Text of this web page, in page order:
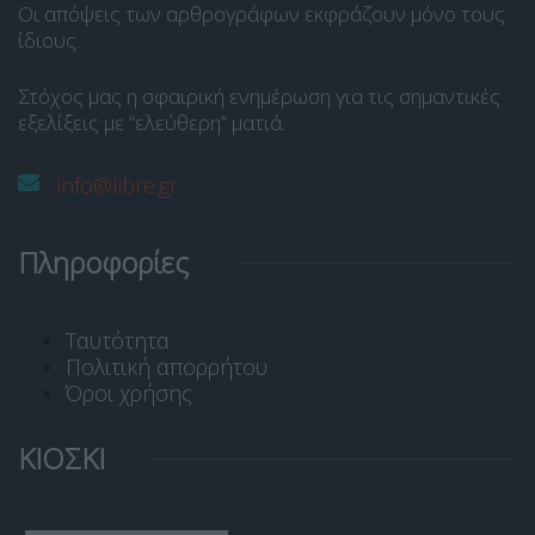
Οι απόψεις των αρθρογράφων εκφράζουν μόνο τους
ίδιους.
Στόχος μας η σφαιρική ενημέρωση για τις σημαντικές
εξελίξεις με “ελεύθερη” ματιά.
info@libre.gr
Πληροφορίες
Ταυτότητα
Πολιτική απορρήτου
Όροι χρήσης
ΚΙΟΣΚΙ